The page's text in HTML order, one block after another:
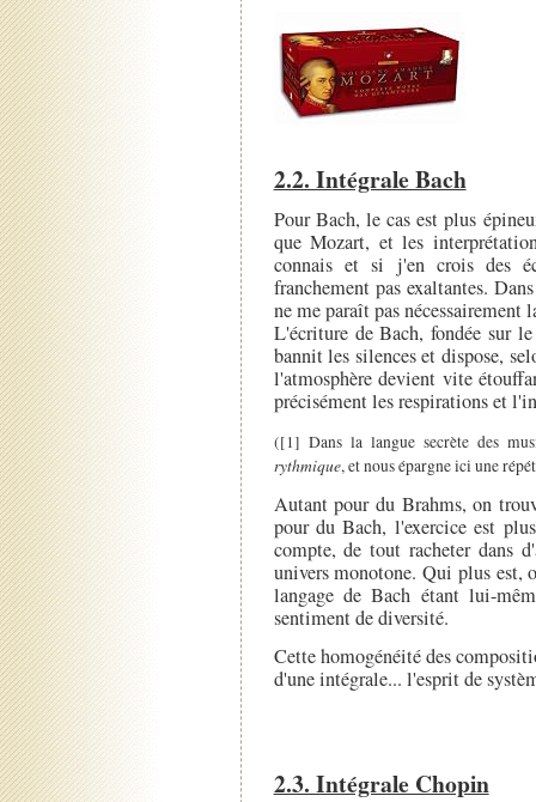
2.2. Intégrale Bach
Pour Bach, le cas est plus
que Mozart, et les
connais et si j'en crois des
franchement pas exaltantes.
ne me paraît pas nécessairement
L'écriture de Bach, fondée sur
bannit les silences et dispose,
l'atmosphère devient vite
précisément les respirations et
([1] Dans la langue secrète des
rythmique, et nous épargne ici une
Autant pour du Brahms, on
pour du Bach, l'exercice est
compte, de tout racheter dans
univers monotone. Qui plus est,
langage de Bach étant lui-
sentiment de diversité.
Cette homogénéité des
d'une intégrale... l'esprit de
2.3. Intégrale Chopin